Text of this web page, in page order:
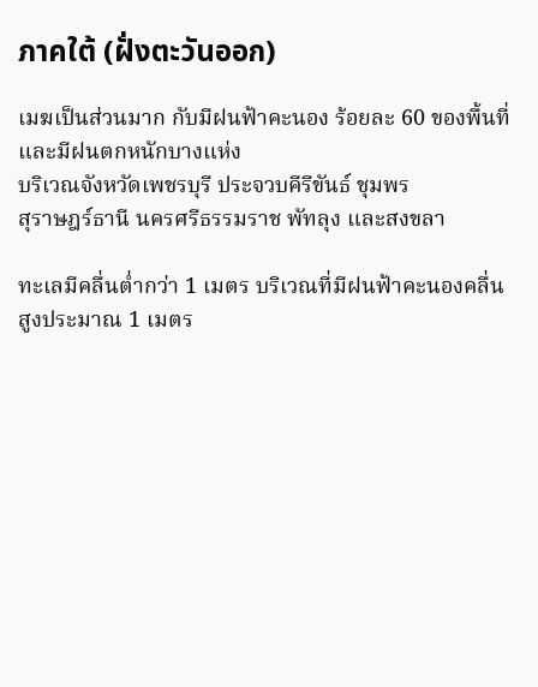
ภาคใต้ (ฝั่งตะวันออก)
เมฆเป็นส่วนมาก กับมีฝนฟ้าคะนอง ร้อยละ 60 ของพื้นที่
และมีฝนตกหนักบางแห่ง
บริเวณจังหวัดเพชรบุรี ประจวบคีรีขันธ์ ชุมพร
สุราษฎร์ธานี นครศรีธรรมราช พัทลุง และสงขลา
ทะเลมีคลื่นต่ำกว่า 1 เมตร บริเวณที่มีฝนฟ้าคะนองคลื่น
สูงประมาณ 1 เมตร